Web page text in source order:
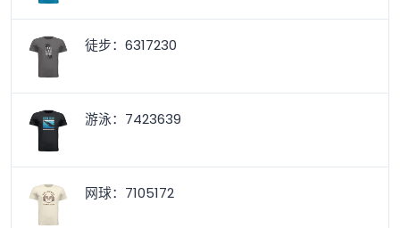
徒步：6317230
游泳：7423639
网球：7105172